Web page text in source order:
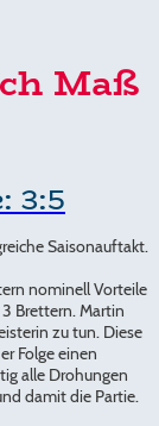
Maß
3:5
Saisonauftakt.
nominell Vorteile
Brettern. Martin
zu tun. Diese
Folge einen
alle Drohungen
damit die Partie.